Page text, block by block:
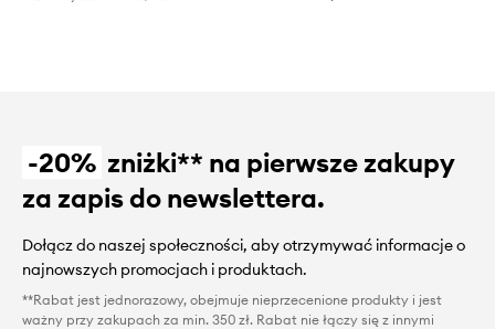
-20% zniżki** na pierwsze zakupy
za zapis do newslettera.
Dołącz do naszej społeczności, aby otrzymywać informacje o
najnowszych promocjach i produktach.
**Rabat jest jednorazowy, obejmuje nieprzecenione produkty i jest
ważny przy zakupach za min. 350 zł. Rabat nie łączy się z innymi